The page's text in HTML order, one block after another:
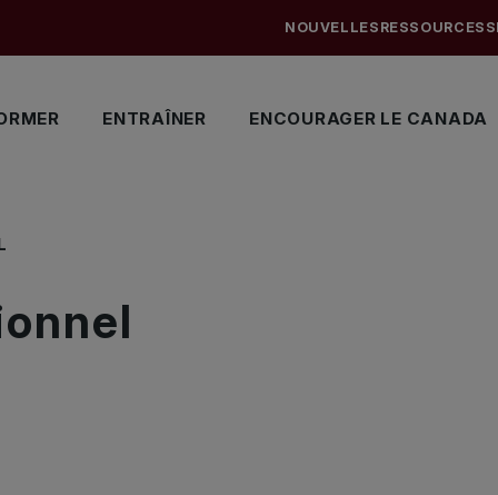
ENTRAÎNER ENCOURAGER LE CANADA
NOUVELLES RESSOURCES